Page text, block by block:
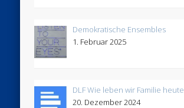
Demokratische Ensembles
1. Februar 2025
DLF Wie leben wir Familie heute
20. Dezember 2024